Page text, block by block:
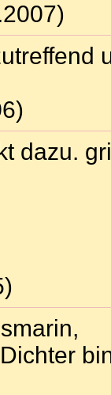
dazu.